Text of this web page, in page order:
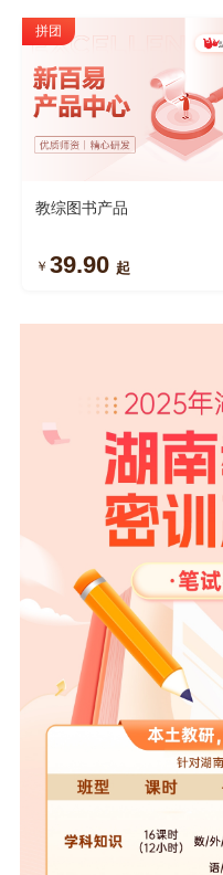
拼团
教综图书产品
￥ 39.90 起